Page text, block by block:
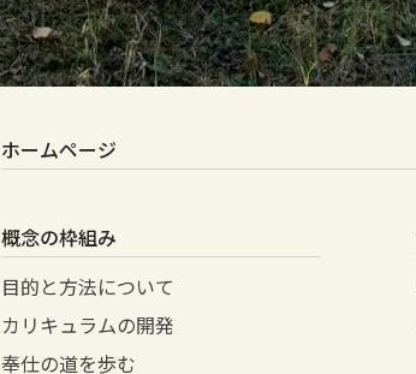
ホームページ
概念の枠組み
目的と方法について
カリキュラムの開発
奉仕の道を歩む